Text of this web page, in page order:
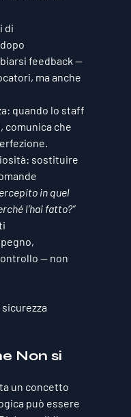
di
feedback —
ma anche
quando lo staff
comunica che
sostituire
in quel
l’hai fatto?”
— non
Non si
un concetto
può essere